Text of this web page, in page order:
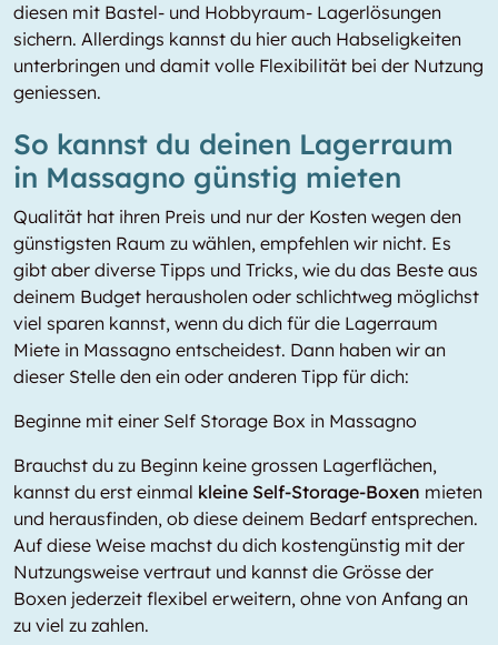
diesen mit Bastel- und Hobbyraum- Lagerlösungen
sichern. Allerdings kannst du hier auch Habseligkeiten
unterbringen und damit volle Flexibilität bei der Nutzung
geniessen.
So kannst du deinen Lagerraum
in Massagno günstig mieten
Qualität hat ihren Preis und nur der Kosten wegen den
günstigsten Raum zu wählen, empfehlen wir nicht. Es
gibt aber diverse Tipps und Tricks, wie du das Beste aus
deinem Budget herausholen oder schlichtweg möglichst
viel sparen kannst, wenn du dich für die Lagerraum
Miete in Massagno entscheidest. Dann haben wir an
dieser Stelle den ein oder anderen Tipp für dich:
Beginne mit einer Self Storage Box in Massagno
Brauchst du zu Beginn keine grossen Lagerflächen,
kannst du erst einmal kleine Self-Storage-Boxen mieten
und herausfinden, ob diese deinem Bedarf entsprechen.
Auf diese Weise machst du dich kostengünstig mit der
Nutzungsweise vertraut und kannst die Grösse der
Boxen jederzeit flexibel erweitern, ohne von Anfang an
zu viel zu zahlen.